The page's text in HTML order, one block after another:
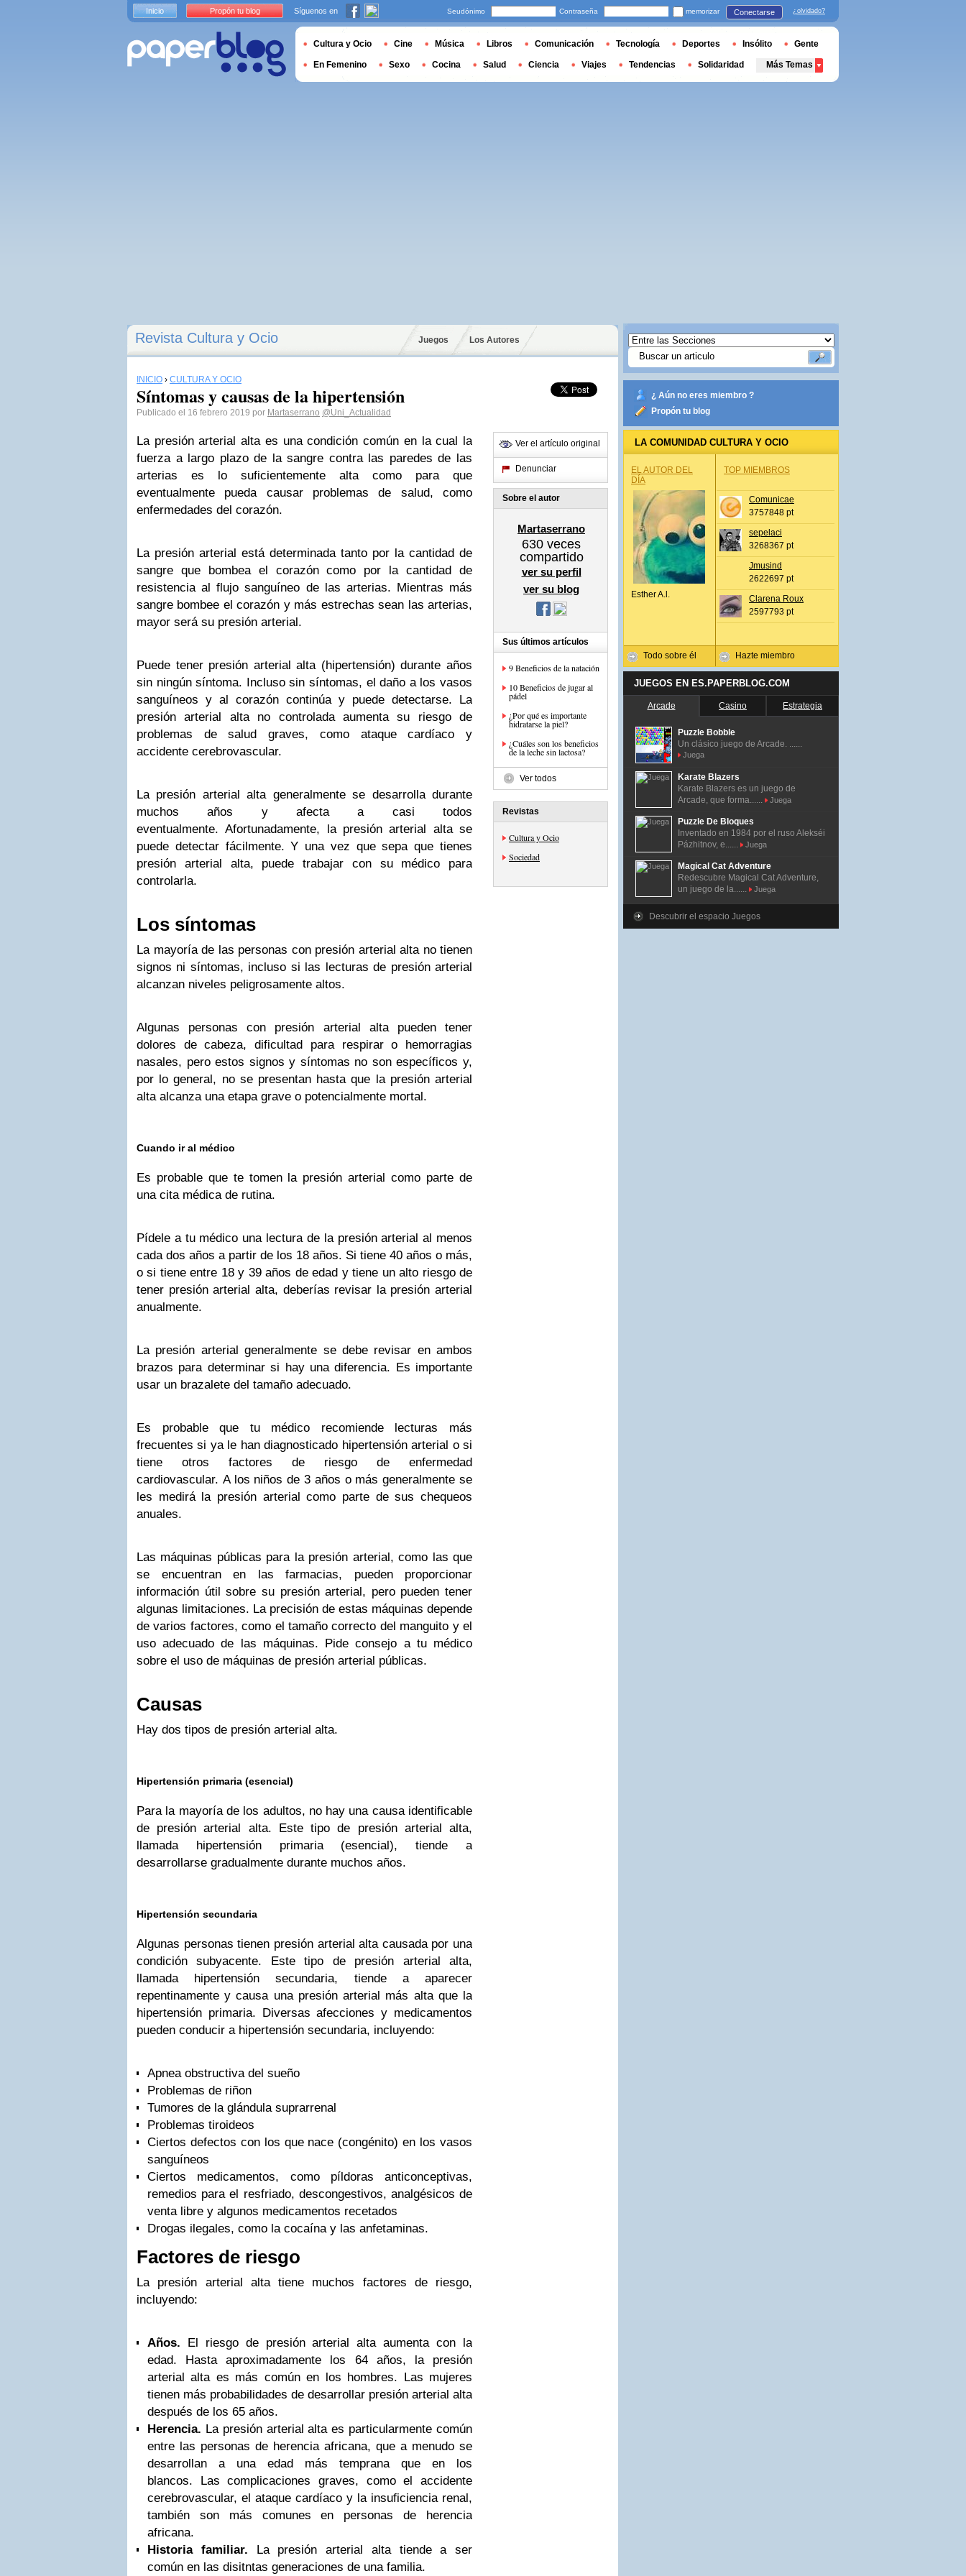
Revista Cultura y Ocio Juegos Los Autores
INICIO › CULTURA Y OCIO
Síntomas y causas de la hipertensión
Publicado el 16 febrero 2019 por Martaserrano @Uni_Actualidad
La presión arterial alta es una condición común en la cual la
fuerza a largo plazo de la sangre contra las paredes de las
arterias es lo suficientemente alta como para que
eventualmente pueda causar problemas de salud, como
enfermedades del corazón.
La presión arterial está determinada tanto por la cantidad de
sangre que bombea el corazón como por la cantidad de
resistencia al flujo sanguíneo de las arterias. Mientras más
sangre bombee el corazón y más estrechas sean las arterias,
mayor será su presión arterial.
Puede tener presión arterial alta (hipertensión) durante años
sin ningún síntoma. Incluso sin síntomas, el daño a los vasos
sanguíneos y al corazón continúa y puede detectarse. La
presión arterial alta no controlada aumenta su riesgo de
problemas de salud graves, como ataque cardíaco y
accidente cerebrovascular.
La presión arterial alta generalmente se desarrolla durante
muchos años y afecta a casi todos
eventualmente. Afortunadamente, la presión arterial alta se
puede detectar fácilmente. Y una vez que sepa que tienes
presión arterial alta, puede trabajar con su médico para
controlarla.
Los síntomas
La mayoría de las personas con presión arterial alta no tienen
signos ni síntomas, incluso si las lecturas de presión arterial
alcanzan niveles peligrosamente altos.
Algunas personas con presión arterial alta pueden tener
dolores de cabeza, dificultad para respirar o hemorragias
nasales, pero estos signos y síntomas no son específicos y,
por lo general, no se presentan hasta que la presión arterial
alta alcanza una etapa grave o potencialmente mortal.
Cuando ir al médico
Es probable que te tomen la presión arterial como parte de
una cita médica de rutina.
Pídele a tu médico una lectura de la presión arterial al menos
cada dos años a partir de los 18 años. Si tiene 40 años o más,
o si tiene entre 18 y 39 años de edad y tiene un alto riesgo de
tener presión arterial alta, deberías revisar la presión arterial
anualmente.
La presión arterial generalmente se debe revisar en ambos
brazos para determinar si hay una diferencia. Es importante
usar un brazalete del tamaño adecuado.
Es probable que tu médico recomiende lecturas más
frecuentes si ya le han diagnosticado hipertensión arterial o si
tiene otros factores de riesgo de enfermedad
cardiovascular. A los niños de 3 años o más generalmente se
les medirá la presión arterial como parte de sus chequeos
anuales.
Las máquinas públicas para la presión arterial, como las que
se encuentran en las farmacias, pueden proporcionar
información útil sobre su presión arterial, pero pueden tener
algunas limitaciones. La precisión de estas máquinas depende
de varios factores, como el tamaño correcto del manguito y el
uso adecuado de las máquinas. Pide consejo a tu médico
sobre el uso de máquinas de presión arterial públicas.
Causas
Hay dos tipos de presión arterial alta.
Hipertensión primaria (esencial)
Para la mayoría de los adultos, no hay una causa identificable
de presión arterial alta. Este tipo de presión arterial alta,
llamada hipertensión primaria (esencial), tiende a
desarrollarse gradualmente durante muchos años.
Hipertensión secundaria
Algunas personas tienen presión arterial alta causada por una
condición subyacente. Este tipo de presión arterial alta,
llamada hipertensión secundaria, tiende a aparecer
repentinamente y causa una presión arterial más alta que la
hipertensión primaria. Diversas afecciones y medicamentos
pueden conducir a hipertensión secundaria, incluyendo:
Apnea obstructiva del sueño
Problemas de riñon
Tumores de la glándula suprarrenal
Problemas tiroideos
Ciertos defectos con los que nace (congénito) en los vasos
sanguíneos
Ciertos medicamentos, como píldoras anticonceptivas,
remedios para el resfriado, descongestivos, analgésicos de
venta libre y algunos medicamentos recetados
Drogas ilegales, como la cocaína y las anfetaminas.
Factores de riesgo
La presión arterial alta tiene muchos factores de riesgo,
incluyendo:
Años. El riesgo de presión arterial alta aumenta con la
edad. Hasta aproximadamente los 64 años, la presión
arterial alta es más común en los hombres. Las mujeres
tienen más probabilidades de desarrollar presión arterial alta
después de los 65 años.
Herencia. La presión arterial alta es particularmente común
entre las personas de herencia africana, que a menudo se
desarrollan a una edad más temprana que en los
blancos. Las complicaciones graves, como el accidente
cerebrovascular, el ataque cardíaco y la insuficiencia renal,
también son más comunes en personas de herencia
africana.
Historia familiar. La presión arterial alta tiende a ser
común en las disitntas generaciones de una familia.
Ver el artículo original
Denunciar
Sobre el autor
Martaserrano
630 veces
compartido
ver su perfil
ver su blog
Sus últimos artículos
9 Beneficios de la natación
10 Beneficios de jugar al
pádel
¿Por qué es importante
hidratarse la piel?
¿Cuáles son los beneficios
de la leche sin lactosa?
Ver todos
Revistas
Cultura y Ocio
Sociedad
¿ Aún no eres miembro ?
Propón tu blog
LA COMUNIDAD CULTURA Y OCIO
EL AUTOR DEL
DÍA
Esther A.l.
Todo sobre él
TOP MIEMBROS
Comunicae
3757848 pt
sepelaci
3268367 pt
Jmusind
2622697 pt
Clarena Roux
2597793 pt
Hazte miembro
JUEGOS EN ES.PAPERBLOG.COM
Arcade Casino Estrategia
Puzzle Bobble
Un clásico juego de Arcade. ......
Juega
Karate Blazers
Karate Blazers es un juego de
Arcade, que forma......
Juega
Puzzle De Bloques
Inventado en 1984 por el ruso Alekséi
Pázhitnov, e......
Juega
Magical Cat Adventure
Redescubre Magical Cat Adventure,
un juego de la......
Juega
Descubrir el espacio Juegos
Inicio Propón tu blog Síguenos en Seudónimo Contraseña memorizar Conectarse ¿olvidado?
Cultura y Ocio Cine Música Libros Comunicación Tecnología Deportes Insólito Gente
En Femenino Sexo Cocina Salud Ciencia Viajes Tendencias Solidaridad Más Temas